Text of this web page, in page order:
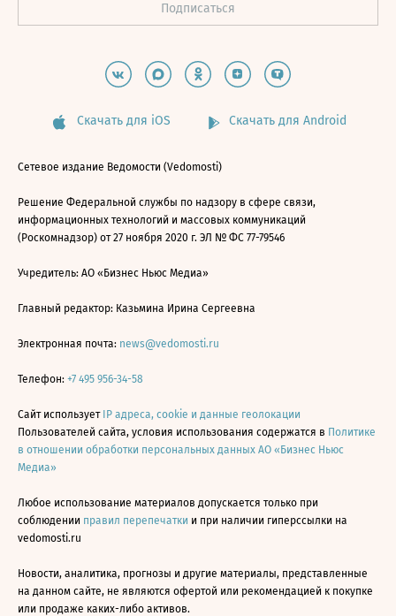
Скачать для iOS Скачать для Android
Сетевое издание Ведомости (Vedomosti)
Решение Федеральной службы по надзору в сфере связи,
информационных технологий и массовых коммуникаций
(Роскомнадзор) от 27 ноября 2020 г. ЭЛ № ФС 77-79546
Учредитель: АО «Бизнес Ньюс Медиа»
Главный редактор: Казьмина Ирина Сергеевна
Электронная почта: news@vedomosti.ru
Телефон: +7 495 956-34-58
Сайт использует IP адреса, cookie и данные геолокации
Пользователей сайта, условия использования содержатся в Политике
в отношении обработки персональных данных АО «Бизнес Ньюс
Медиа»
Любое использование материалов допускается только при
соблюдении правил перепечатки и при наличии гиперссылки на
vedomosti.ru
Новости, аналитика, прогнозы и другие материалы, представленные
на данном сайте, не являются офертой или рекомендацией к покупке
или продаже каких-либо активов.